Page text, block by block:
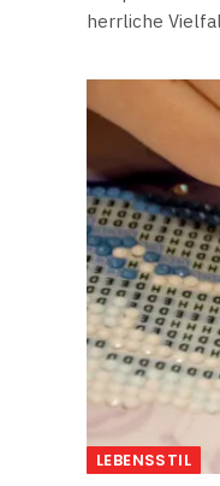
herrliche
LEBENSSTIL